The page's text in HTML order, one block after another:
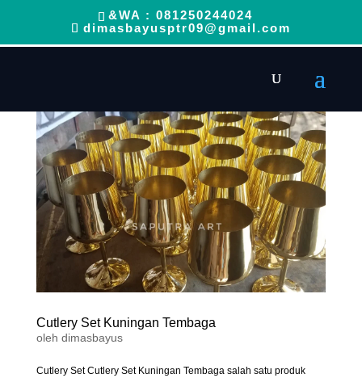
&WA : 081250244024
dimasbayusptr09@gmail.com
Cutlery Set Kuningan Tembaga
oleh dimasbayus
Cutlery Set Cutlery Set Kuningan Tembaga salah satu produk